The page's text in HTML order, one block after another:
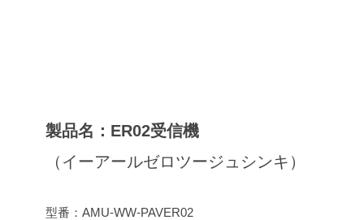
製品名：ER02受信機
（イーアールゼロツージュシンキ）
型番：AMU-WW-PAVER02